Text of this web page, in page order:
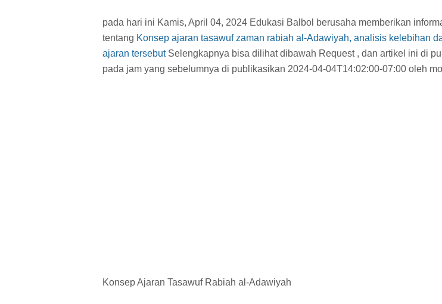
pada hari ini Kamis, April 04, 2024 Edukasi Balbol berusaha memberikan
tentang Konsep ajaran tasawuf zaman rabiah al-Adawiyah, analisis kelebihan
ajaran tersebutSelengkapnya bisa dilihat dibawah Request , dan artikel ini di
pada jam yang sebelumnya di publikasikan 2024-04-04T14:02:00-07:00 oleh
Konsep Ajaran Tasawuf Rabiah al-Adawiyah